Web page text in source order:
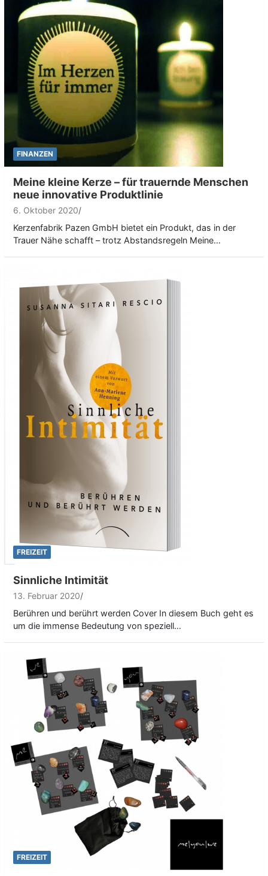
FINANZEN
Meine kleine Kerze – für trauernde Menschen
neue innovative Produktlinie
6. Oktober 2020
Kerzenfabrik Pazen GmbH bietet ein Produkt, das in der
Trauer Nähe schafft – trotz Abstandsregeln Meine…
FREIZEIT
Sinnliche Intimität
13. Februar 2020
Berühren und berührt werden Cover In diesem Buch geht es
um die immense Bedeutung von speziell…
FREIZEIT